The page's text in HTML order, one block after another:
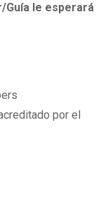
Guía le esperará
por el